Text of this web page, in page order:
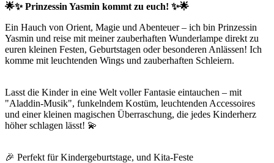
🌟✨ Prinzessin Yasmin kommt zu euch! ✨🌟
Ein Hauch von Orient, Magie und Abenteuer – ich bin Prinzessin
Yasmin und reise mit meiner zauberhaften Wunderlampe direkt zu
euren kleinen Festen, Geburtstagen oder besonderen Anlässen! Ich
komme mit leuchtenden Wings und zauberhaften Schleiern.
Lasst die Kinder in eine Welt voller Fantasie eintauchen – mit
"Aladdin-Musik", funkelndem Kostüm, leuchtenden Accessoires
und einer kleinen magischen Überraschung, die jedes Kinderherz
höher schlagen lässt! 💫
🎉 Perfekt für Kindergeburtstage, und Kita-Feste